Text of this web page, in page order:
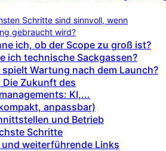
Schritte sind sinnvoll, wenn
gebraucht wird?
ich, ob der Scope zu groß ist?
ich technische Sackgassen?
spielt Wartung nach dem Launch?
Zukunft des
KI,...
anpassbar)
und Betrieb
Schritte
und weiterführende Links